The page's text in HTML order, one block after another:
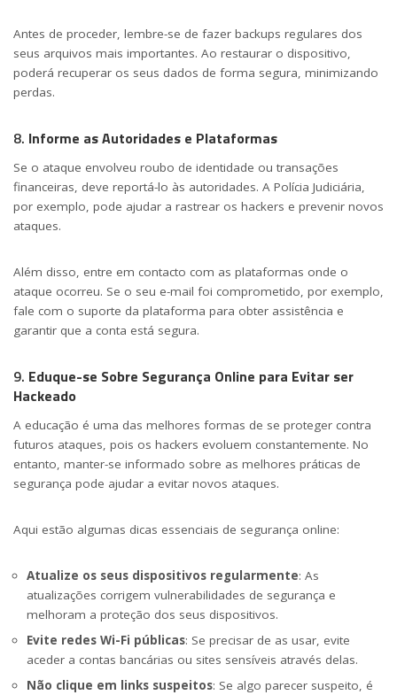
Antes de proceder, lembre-se de fazer backups regulares dos
seus arquivos mais importantes. Ao restaurar o dispositivo,
poderá recuperar os seus dados de forma segura, minimizando
perdas.
8. Informe as Autoridades e Plataformas
Se o ataque envolveu roubo de identidade ou transações
financeiras, deve reportá-lo às autoridades. A Polícia Judiciária,
por exemplo, pode ajudar a rastrear os hackers e prevenir novos
ataques.
Além disso, entre em contacto com as plataformas onde o
ataque ocorreu. Se o seu e-mail foi comprometido, por exemplo,
fale com o suporte da plataforma para obter assistência e
garantir que a conta está segura.
9. Eduque-se Sobre Segurança Online para Evitar ser
Hackeado
A educação é uma das melhores formas de se proteger contra
futuros ataques, pois os hackers evoluem constantemente. No
entanto, manter-se informado sobre as melhores práticas de
segurança pode ajudar a evitar novos ataques.
Aqui estão algumas dicas essenciais de segurança online:
Atualize os seus dispositivos regularmente: As
atualizações corrigem vulnerabilidades de segurança e
melhoram a proteção dos seus dispositivos.
Evite redes Wi-Fi públicas: Se precisar de as usar, evite
aceder a contas bancárias ou sites sensíveis através delas.
Não clique em links suspeitos: Se algo parecer suspeito, é